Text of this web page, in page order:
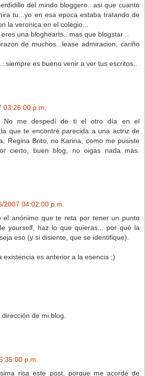
del mindo bloggero...asi que cuanto
tu...yo en esa epoca estaba tratando de
la veronica en el colegio...
una bloghearts...mas que blogstar ..
de muchos...lease admiracion, cariño
es bueno venir a ver tus escritos..
03:26:00 p.m.
No me despedí de ti el otro día en el
que te encontré parecida a una actriz de
Regina Brito, no Karina, como me pusiste
cierto, buen blog, no oigas nada más.
2007 04:02:00 p.m.
el anónimo que te reta por tener un punto
yourself, haz lo que quieras... por qué la
eso (y si disiente, que se identifique).
existencia es anterior a la esencia ;)
de mi blog.
p.m.
risa este post, porque me acordé de